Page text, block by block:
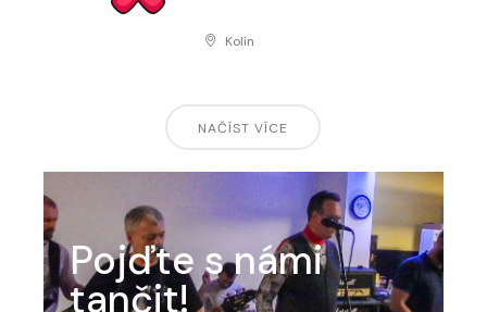
Kolín
NAČÍST VÍCE
Pojďte s námi
tančit!